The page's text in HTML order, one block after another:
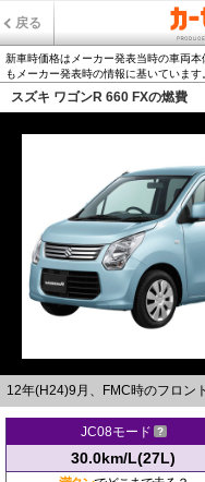
戻る
新車時価格はメーカー発表当時の車両
もメーカー発表時の情報に基いています
スズキ ワゴンR 660 FXの燃費
12年(H24)9月、FMC時のフロン
JC08モード
30.0km/L(27L)